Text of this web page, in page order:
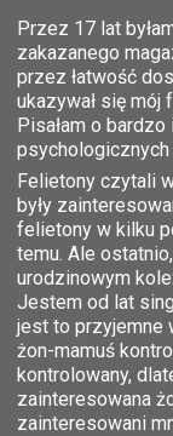
Przez 17 lat
zakazanego
przez łatwość
ukazywał się mój
Pisałam o
Felietony czytali
były
felietony w kilku
temu. Ale
urodzinowym
Jestem od lat
jest to przyjemne
żon-mamuś
kontrolowany,
zainteresowana
zainteresowani